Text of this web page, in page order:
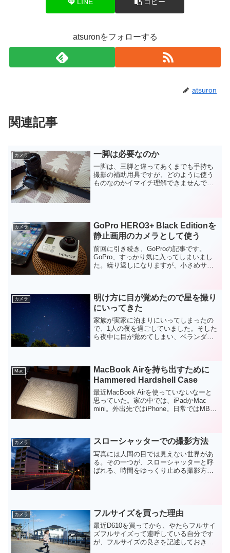
atsuronをフォローする
atsuron
関連記事
カメラ 一脚は必要なのか
一脚は、三脚と違ってあくまでも手持ち
撮影の補助用具ですが、どのように使う
ものなのかイマイチ理解できませんでし
カメラ
GoPro HERO3+ Black Editionを
静止画用のカメラとして使う
前回に引き続き、GoProの記事です。
GoPro、すっかり気に入ってしまいまし
た。繰り返しになりますが、小さめサイ
iPhoneの...
カメラ
明け方に目が覚めたので星を撮り
にいってきた
家族が実家に泊まりにいってしまったの
で、1人の夜を過ごしていました。そした
ら夜中に目が覚めてしまい、ベランダか
ら、カメラ電池の充電や...
Mac
MacBook Airを持ち出すために
Hammered Hardshell Case
最近MacBook Airを使っていないなーと
思っていた。家の中では、iPadかMac
mini。外出先ではiPhone。日常ではMBA
カメラ スローシャッターでの撮影方法
写真には人間の目では見えない世界があ
る。その一つが、スローシャッターと呼
ばれる、時間をゆっくり止める撮影方法
カメラ フルサイズを買った理由
最近D610を買ってから、やたらフルサイ
ズフルサイズって連呼している自分です
が、フルサイズの良さを記述しておきま